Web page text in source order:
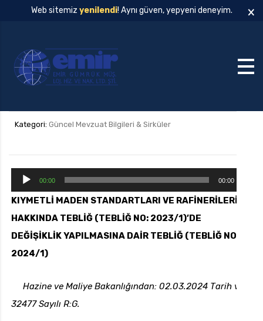
Web sitemiz yenilendi! Aynı güven, yepyeni deneyim. ×
Kategori: Güncel Mevzuat Bilgileri & Sirküler
e
s
o
y
n
c
00:00 00:00
KIYMETLİ MADEN STANDARTLARI VE RAFİNERİLERİ
HAKKINDA TEBLİĞ (TEBLİĞ NO: 2023/1)’DE
DEĞİŞİKLİK YAPILMASINA DAİR TEBLİĞ (TEBLİĞ NO:
2024/1)
Hazine ve Maliye Bakanlığından: 02.03.2024 Tarih ve
32477 Sayılı R:G.